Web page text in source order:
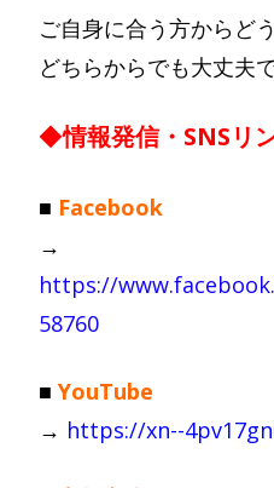
ご自身に合う方からど
どちらからでも大丈夫
◆情報発信・SNSリ
■ Facebook
→
https://
58760
■ YouTube
→ https://xn--